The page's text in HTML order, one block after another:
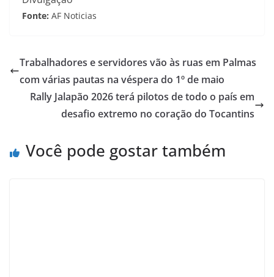
Fonte: AF Noticias
Trabalhadores e servidores vão às ruas em Palmas
com várias pautas na véspera do 1º de maio
Rally Jalapão 2026 terá pilotos de todo o país em
desafio extremo no coração do Tocantins
Você pode gostar também